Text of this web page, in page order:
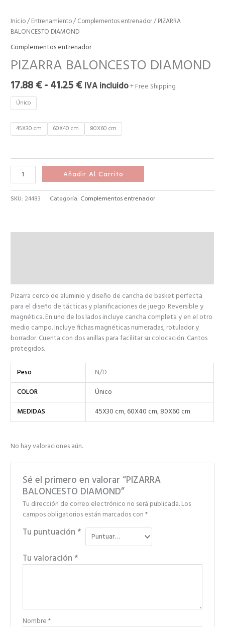
Inicio/Entrenamiento/Complementos entrenador/ PIZARRA
BALONCESTO DIAMOND
Complementos entrenador
PIZARRA BALONCESTO DIAMOND
17.88€-41.25€ IVA incluido+ Free Shipping
Único
45X30 cm 60X40 cm 80X60 cm
Añadir Al Carrito
SKU: 24483 Categoría: Complementos entrenador
Pizarra cerco de aluminio y diseño de cancha de basket perfecta
para el diseño de tácticas y planificaciones de juego. Reversible y
magnética. En uno de los lados incluye cancha completa y en el otro
medio campo. Incluye fichas magnéticas numeradas, rotulador y
borrador. Cuenta con dos anillas para facilitar su colocación. Cantos
protegidos.
Peso
N/D
COLOR
Único
MEDIDAS
45X30 cm,60X40 cm,80X60 cm
No hay valoraciones aún.
Sé el primero en valorar “PIZARRA
BALONCESTO DIAMOND”
Tu dirección de correo electrónico no será publicada.Los
campos obligatorios están marcados con*
Tu puntuación*
Tu valoración*
Nombre*